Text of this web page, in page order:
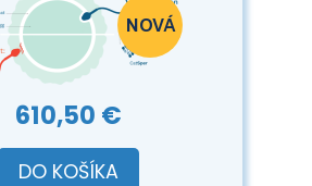
610,50 €
DO KOŠÍKA